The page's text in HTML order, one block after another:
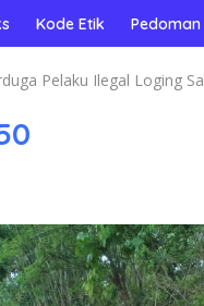
Kode Etik
Pelaku Ilegal Loging